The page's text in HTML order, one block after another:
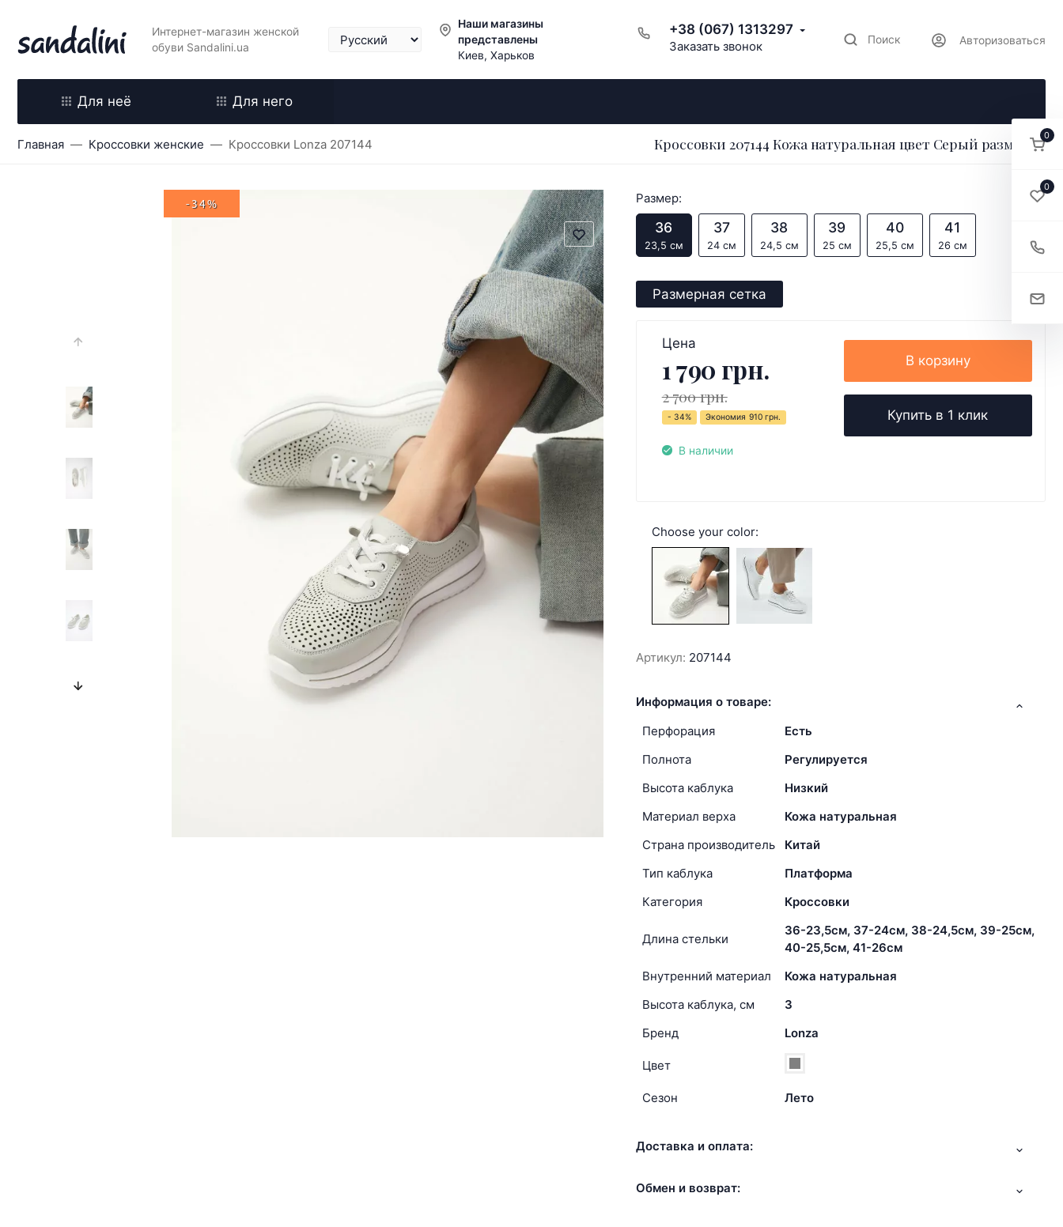
Интернет-магазин женской
обуви Sandalini.ua
Наши магазины
представлены
Киев, Харьков
+38 (067) 1313297
Заказать звонок Поиск Авторизоваться
Для неё Для него
Главная Кроссовки женские Кроссовки Lonza 207144 Кроссовки 207144 Кожа натуральная цвет Серый размер 36
-34% Размер:
36
23,5 см
37
24 см
38
24,5 см
39
25 см
40
25,5 см
41
26 см
Размерная сетка
Цена
1 790 грн.
2 700 грн.
- 34% Экономия 910 грн.
В наличии
В корзину
Купить в 1 клик
Choose your color:
Артикул: 207144
Информация о товаре:
Перфорация
Есть
Полнота
Регулируется
Высота каблука
Низкий
Материал верха
Кожа натуральная
Страна производитель
Китай
Тип каблука
Платформа
Категория
Кроссовки
Длина стельки
36-23,5см, 37-24см, 38-24,5см, 39-25см,
40-25,5см, 41-26см
Внутренний материал
Кожа натуральная
Высота каблука, см
3
Бренд
Lonza
Цвет
Сезон Лето
Доставка и оплата:
Обмен и возврат:
0
0